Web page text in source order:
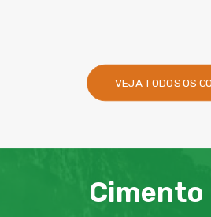
VEJA TODOS OS
Cimento